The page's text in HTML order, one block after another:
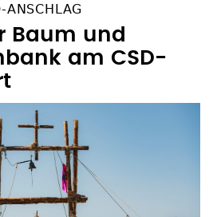
ANSCHLAG
Baum und
am CSD-